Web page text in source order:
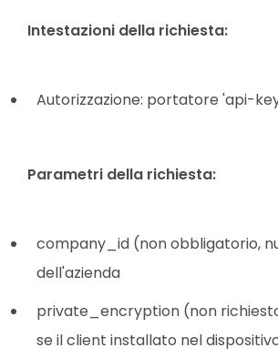
Intestazioni della richiesta:
Autorizzazione: portatore 'api-
Parametri della richiesta:
company_id (non obbligatorio,
dell'azienda
private_encryption (non
se il client installato nel